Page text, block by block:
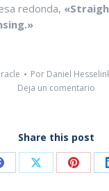
redonda,
Por Daniel
Deja un comentario
Share this post
Share Share